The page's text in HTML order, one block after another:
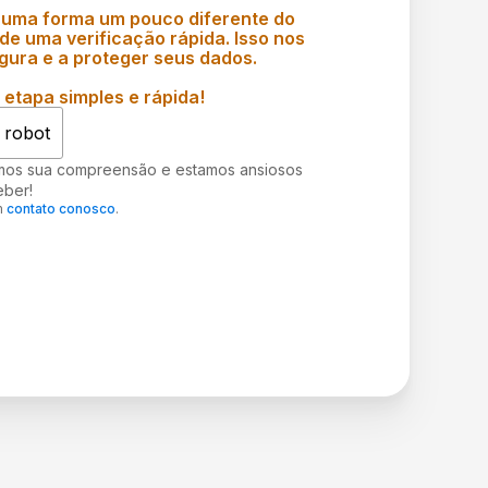
forma um pouco diferente do
uma verificação rápida. Isso nos
e a proteger seus dados.
simples e rápida!
robot
sua compreensão e estamos ansiosos
contato conosco.